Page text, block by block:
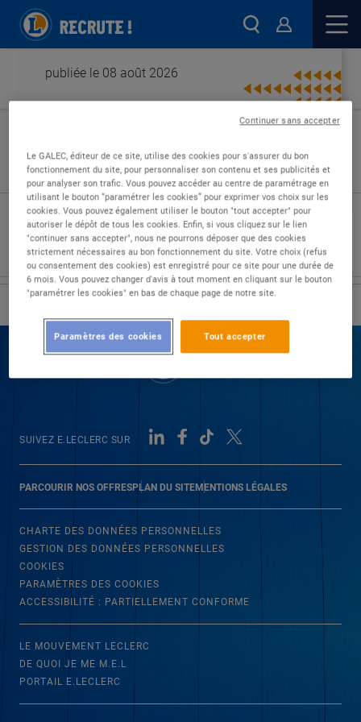
publiée le 08 août 2026
Type de contrat :
Expérience :
Études :
PARCOURIR NOS OFFRESPLAN DU SITEMENTIONS LÉGALES
SUIVEZ E.LECLERC SUR
CHARTE DES DONNÉES PERSONNELLES
GESTION DES DONNÉES PERSONNELLES
COOKIES
PARAMÈTRES DES COOKIES
ACCESSIBILITÉ : PARTIELLEMENT CONFORME
LE MOUVEMENT LECLERC
DE QUOI JE ME M.E.L
PORTAIL E.LECLERC
Le GALEC, éditeur de ce site, utilise des cookies pour s'assurer du bon
fonctionnement du site, pour personnaliser son contenu et ses publicités et
pour analyser son trafic. Vous pouvez accéder au centre de paramétrage en
utilisant le bouton “paramétrer les cookies” pour exprimer vos choix sur les
cookies. Vous pouvez également utiliser le bouton "tout accepter" pour
autoriser le dépôt de tous les cookies. Enfin, si vous cliquez sur le lien
"continuer sans accepter", nous ne pourrons déposer que des cookies
strictement nécessaires au bon fonctionnement du site. Votre choix (refus
ou consentement des cookies) est enregistré pour ce site pour une durée de
6 mois. Vous pouvez changer d'avis à tout moment en cliquant sur le bouton
"paramétrer les cookies" en bas de chaque page de notre site.
Tout accepter
Paramètres des cookies
Continuer sans accepter